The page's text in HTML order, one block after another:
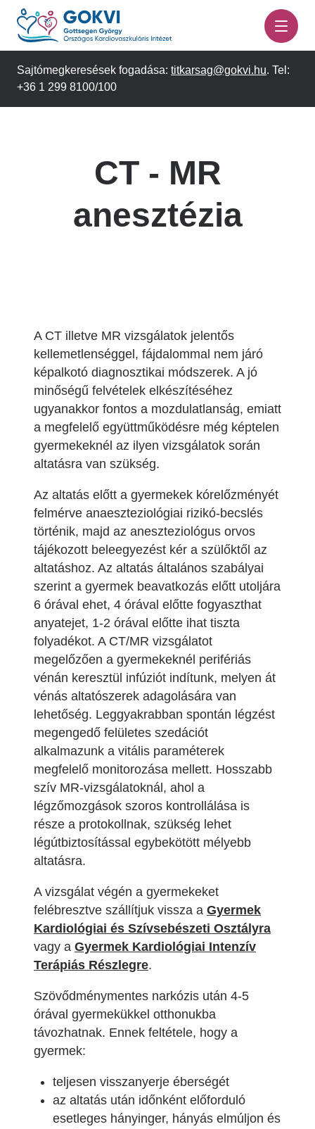
Ugrás
tartalomra
Sajtómegkeresések fogadása: titkarsag@gokvi.hu. Tel:
+36 1 299 8100/100
CT - MR
anesztézia
A CT illetve MR vizsgálatok jelentős
kellemetlenséggel, fájdalommal nem járó
képalkotó diagnosztikai módszerek. A jó
minőségű felvételek elkészítéséhez
ugyanakkor fontos a mozdulatlanság, emiatt
a megfelelő együttműködésre még képtelen
gyermekeknél az ilyen vizsgálatok során
altatásra van szükség.
Az altatás előtt a gyermekek kórelőzményét
felmérve anaeszteziológiai rizikó-becslés
történik, majd az aneszteziológus orvos
tájékozott beleegyezést kér a szülőktől az
altatáshoz. Az altatás általános szabályai
szerint a gyermek beavatkozás előtt utoljára
6 órával ehet, 4 órával előtte fogyaszthat
anyatejet, 1-2 órával előtte ihat tiszta
folyadékot. A CT/MR vizsgálatot
megelőzően a gyermekeknél perifériás
vénán keresztül infúziót indítunk, melyen át
vénás altatószerek adagolására van
lehetőség. Leggyakrabban spontán légzést
megengedő felületes szedációt
alkalmazunk a vitális paraméterek
megfelelő monitorozása mellett. Hosszabb
szív MR-vizsgálatoknál, ahol a
légzőmozgások szoros kontrollálása is
része a protokollnak, szükség lehet
légútbiztosítással egybekötött mélyebb
altatásra.
A vizsgálat végén a gyermekeket
felébresztve szállítjuk vissza a Gyermek
Kardiológiai és Szívsebészeti Osztályra
vagy a Gyermek Kardiológiai Intenzív
Terápiás Részlegre.
Szövődménymentes narkózis után 4-5
órával gyermekükkel otthonukba
távozhatnak. Ennek feltétele, hogy a
gyermek:
teljesen visszanyerje éberségét
az altatás után időnként előforduló
esetleges hányinger, hányás elmúljon és